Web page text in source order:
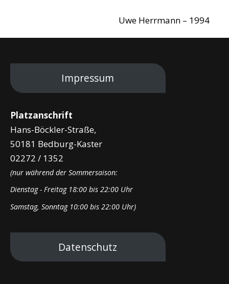
Uwe Herrmann – 1994
Impressum
Platzanschrift
Hans-Böckler-Straße,
50181 Bedburg-Kaster
02272 / 1352
(nur während der Sommersaison:
Dienstag - Freitag 18:00 bis 22:00 Uhr
Samstag, Sonntag 10:00 bis 22:00 Uhr)
Datenschutz